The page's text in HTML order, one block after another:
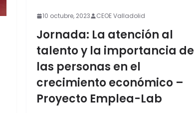
10 octubre, 2023 CEOE Valladolid
Jornada: La atención al
talento y la importancia de
las personas en el
crecimiento económico –
Proyecto Emplea-Lab